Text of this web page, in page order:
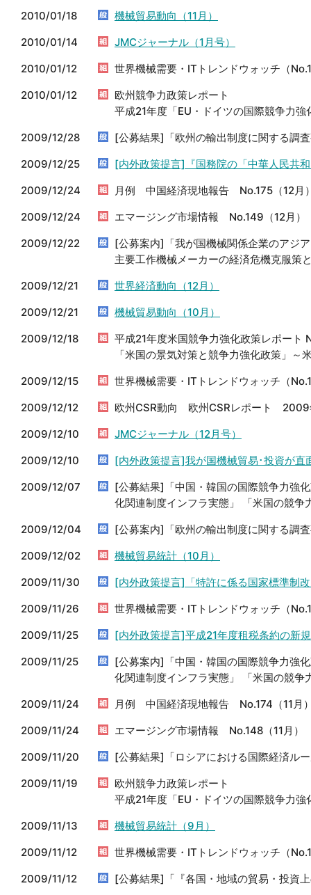
2010/01/18
機械貿易動向（11月）
2010/01/14
JMCジャーナル（1月号）
2010/01/12
世界機械需要・ITトレンドウォッチ（
2010/01/12
欧州競争力政策レポート
平成21年度「EU・ドイツの国際競争力
2009/12/28
[公募結果]「欧州の輸出制度に関する調
2009/12/25
[内外政策提言]『国務院の「中華人民共
2009/12/24
月例 中国経済現地報告 No.175（12月
2009/12/24
エマージング市場情報 No.149（12月）
2009/12/22
[公募案内]「我が国機械関係企業のアジ
主要工作機械メーカーの経済危機克服策
2009/12/21
世界経済動向（12月）
2009/12/21
機械貿易動向（10月）
2009/12/18
平成21年度米国競争力強化政策レポート
「米国の景気対策と競争力強化政策」
2009/12/15
世界機械需要・ITトレンドウォッチ（
2009/12/12
欧州CSR動向 欧州CSRレポート
2009/12/10
JMCジャーナル（12月号）
2009/12/10
[内外政策提言]我が国機械貿易･投資が直
2009/12/07
[公募結果]「中国・韓国の国際競争力強
化関連制度インフラ実態」 「米国の競争
2009/12/04
[公募案内]「欧州の輸出制度に関する調
2009/12/02
機械貿易統計（10月）
2009/11/30
[内外政策提言]「特許に係る国家標準制
2009/11/26
世界機械需要・ITトレンドウォッチ（
2009/11/25
[内外政策提言]平成21年度租税条約の新
2009/11/25
[公募案内]「中国・韓国の国際競争力強
化関連制度インフラ実態」 「米国の競争
2009/11/24
月例 中国経済現地報告 No.174（11月
2009/11/24
エマージング市場情報 No.148（11月）
2009/11/20
[公募結果]「ロシアにおける国際経済ル
2009/11/19
欧州競争力政策レポート
平成21年度「EU・ドイツの国際競争力
2009/11/13
機械貿易統計（9月）
2009/11/12
世界機械需要・ITトレンドウォッチ（
2009/11/12
[公募結果]「『各国・地域の貿易・投資